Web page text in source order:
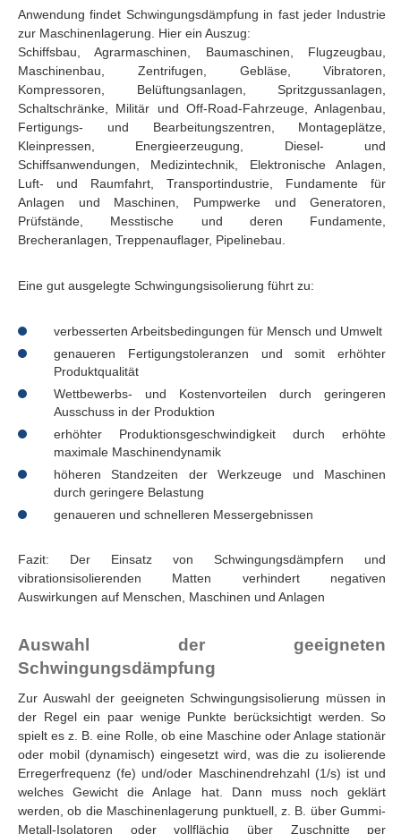
Anwendung findet Schwingungsdämpfung in fast jeder Industrie
zur Maschinenlagerung. Hier ein Auszug:
Schiffsbau, Agrarmaschinen, Baumaschinen, Flugzeugbau,
Maschinenbau, Zentrifugen, Gebläse, Vibratoren,
Kompressoren, Belüftungsanlagen, Spritzgussanlagen,
Schaltschränke, Militär und Off-Road-Fahrzeuge, Anlagenbau,
Fertigungs- und Bearbeitungszentren, Montageplätze,
Kleinpressen, Energieerzeugung, Diesel- und
Schiffsanwendungen, Medizintechnik, Elektronische Anlagen,
Luft- und Raumfahrt, Transportindustrie, Fundamente für
Anlagen und Maschinen, Pumpwerke und Generatoren,
Prüfstände, Messtische und deren Fundamente,
Brecheranlagen, Treppenauflager, Pipelinebau.
Eine gut ausgelegte Schwingungsisolierung führt zu:
verbesserten Arbeitsbedingungen für Mensch und Umwelt
genaueren Fertigungstoleranzen und somit erhöhter
Produktqualität
Wettbewerbs- und Kostenvorteilen durch geringeren
Ausschuss in der Produktion
erhöhter Produktionsgeschwindigkeit durch erhöhte
maximale Maschinendynamik
höheren Standzeiten der Werkzeuge und Maschinen
durch geringere Belastung
genaueren und schnelleren Messergebnissen
Fazit: Der Einsatz von Schwingungsdämpfern und
vibrationsisolierenden Matten verhindert negativen
Auswirkungen auf Menschen, Maschinen und Anlagen
Auswahl der geeigneten
Schwingungsdämpfung
Zur Auswahl der geeigneten Schwingungsisolierung müssen in
der Regel ein paar wenige Punkte berücksichtigt werden. So
spielt es z. B. eine Rolle, ob eine Maschine oder Anlage stationär
oder mobil (dynamisch) eingesetzt wird, was die zu isolierende
Erregerfrequenz (fe) und/oder Maschinendrehzahl (1/s) ist und
welches Gewicht die Anlage hat. Dann muss noch geklärt
werden, ob die Maschinenlagerung punktuell, z. B. über Gummi-
Metall-Isolatoren oder vollflächig über Zuschnitte per